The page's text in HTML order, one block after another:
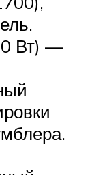
Вт) —